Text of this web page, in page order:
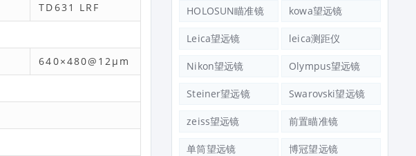
TD631 LRF
640×480@12μm
HOLOSUN瞄准镜 kowa望远镜
Leica望远镜 leica测距仪
Nikon望远镜 Olympus望远镜
Steiner望远镜 Swarovski望远镜
zeiss望远镜 前置瞄准镜
单筒望远镜 博冠望远镜